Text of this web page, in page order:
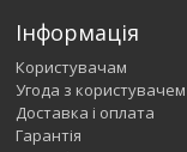
Інформація
Користувачам
Угода з користувачем
Доставка і оплата
Гарантія